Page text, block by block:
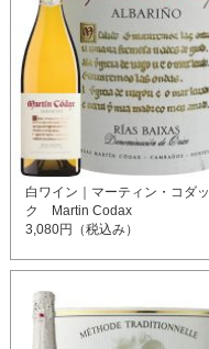
白ワイン｜マーティン・コダッ
ク Martin Codax
3,080円（税込み）